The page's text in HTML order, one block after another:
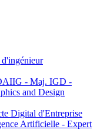
- Maj. IGD -
and Design
Digital d'Entreprise
Artificielle - Expert